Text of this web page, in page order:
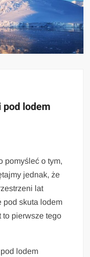
lodem
pomyśleć o tym,
jednak, że
lat
pod skuta lodem
to pierwsze tego
lodem